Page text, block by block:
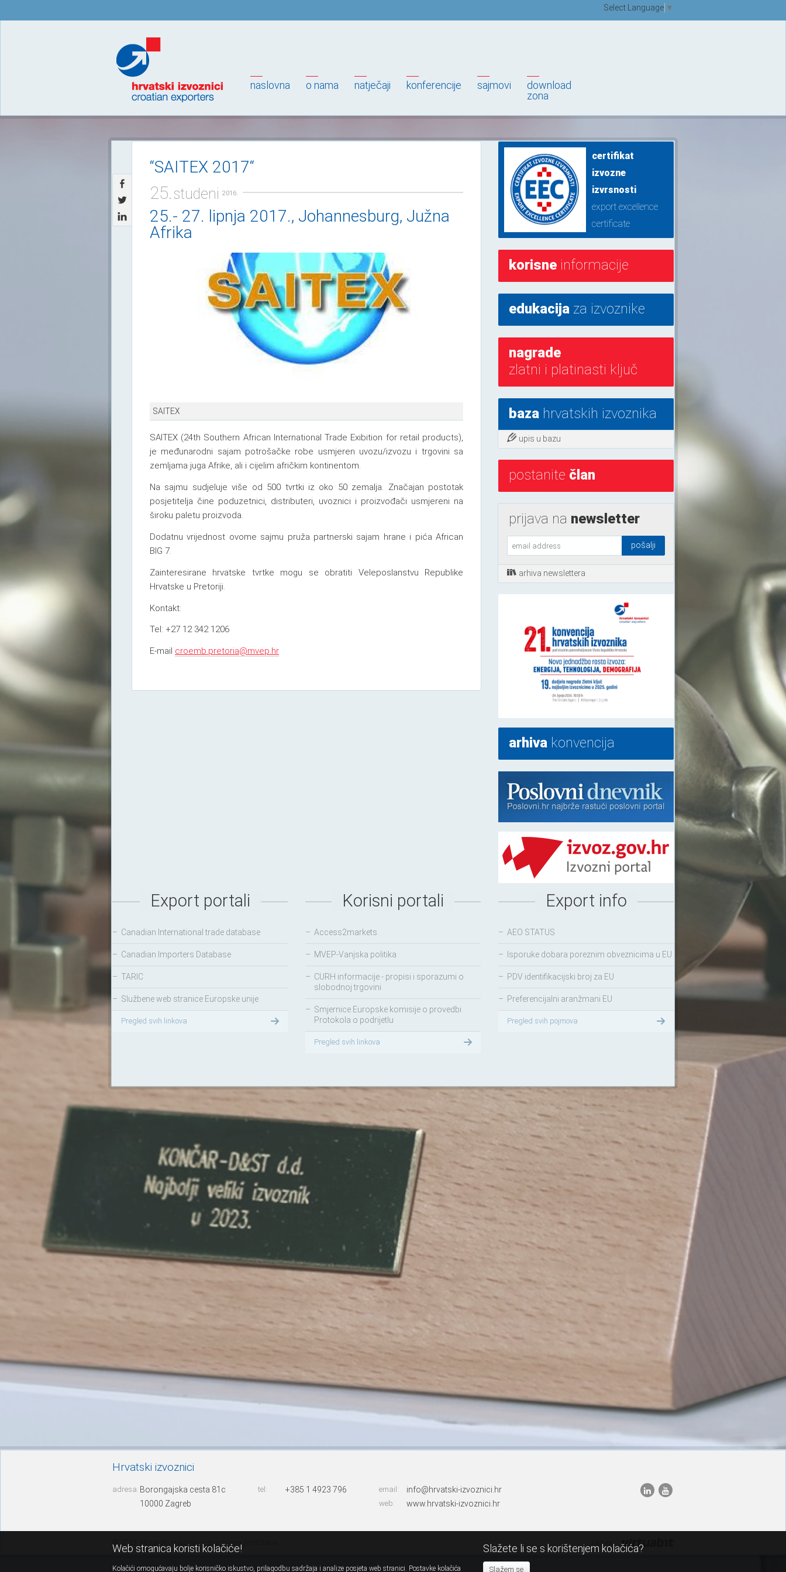
Select Language ▼
naslovna o nama natječaji konferencije sajmovi
download
zona
“SAITEX 2017“
25.studeni 2016.
25.- 27. lipnja 2017., Johannesburg, Južna
Afrika
SAITEX
SAITEX (24th Southern African International Trade Exibition for retail products),
je međunarodni sajam potrošačke robe usmjeren uvozu/izvozu i trgovini sa
zemljama juga Afrike, ali i cijelim afričkim kontinentom.
Na sajmu sudjeluje više od 500 tvrtki iz oko 50 zemalja. Značajan postotak
posjetitelja čine poduzetnici, distributeri, uvoznici i proizvođači usmjereni na
široku paletu proizvoda.
Dodatnu vrijednost ovome sajmu pruža partnerski sajam hrane i pića African
BIG 7.
Zainteresirane hrvatske tvrtke mogu se obratiti Veleposlanstvu Republike
Hrvatske u Pretoriji.
Kontakt:
Tel: +27 12 342 1206
E-mail croemb.pretoria@mvep.hr
certifikat
izvozne
izvrsnosti
export excellence
certificate
korisne informacije
edukacija za izvoznike
nagrade
zlatni i platinasti ključ
baza hrvatskih izvoznika
upis u bazu
postanite član
prijava na newsletter
arhiva newslettera
arhiva konvencija
Export portali
– Canadian International trade database
– Canadian Importers Database
– TARIC
– Službene web stranice Europske unije
Pregled svih linkova
Korisni portali
– Access2markets
– MVEP-Vanjska politika
– CURH informacije - propisi i sporazumi o
slobodnoj trgovini
– Smjernice Europske komisije o provedbi
Protokola o podrijetlu
Pregled svih linkova
Export info
– AEO STATUS
– Isporuke dobara poreznim obveznicima u EU
– PDV identifikacijski broj za EU
– Preferencijalni aranžmani EU
Pregled svih pojmova
Hrvatski izvoznici
adresa: Borongajska cesta 81c
10000 Zagreb
tel: +385 1 4923 796 email: info@hrvatski-izvoznici.hr
web: www.hrvatski-izvoznici.hr
© 2013. Hrvatski izvoznici – sva prava pridržana razvoj:
Web stranica koristi kolačiće!
Kolačići omogućavaju bolje korisničko iskustvo, prilagodbu sadržaja i analize posjeta web stranici. Postavke kolačića
Slažete li se s korištenjem kolačića?
Slažem se